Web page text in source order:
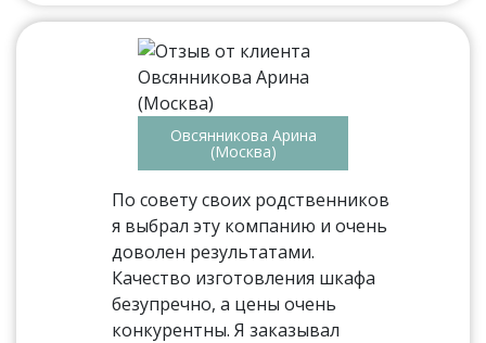
Овсянникова Арина
(Москва)
По совету своих родственников
я выбрал эту компанию и очень
доволен результатами.
Качество изготовления шкафа
безупречно, а цены очень
конкурентны. Я заказывал